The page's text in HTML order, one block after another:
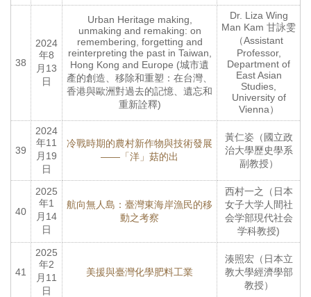
38
2024
年8
月13
日
Urban Heritage making,
unmaking and remaking: on
remembering, forgetting and
reinterpreting the past in Taiwan,
Hong Kong and Europe (城市遺
產的創造、移除和重塑：在台灣、
香港與歐洲對過去的記憶、遺忘和
重新詮釋)
Dr. Liza Wing
Man Kam 甘詠雯
（Assistant
Professor,
Department of
East Asian
Studies,
University of
Vienna）
39
2024
年11
月19
日
冷戰時期的農村新作物與技術發展
——「洋」菇的出
黃仁姿（國立政
治大學歷史學系
副教授）
40
2025
年1
月14
日
航向無人島：臺灣東海岸漁民的移
動之考察
西村一之（日本
女子大学人間社
会学部現代社会
学科教授)
41
2025
年2
月11
日
美援與臺灣化學肥料工業
湊照宏（日本立
教大學經濟學部
教授）